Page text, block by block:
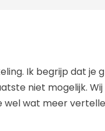
Ik begrijp dat je
niet mogelijk.
wat meer